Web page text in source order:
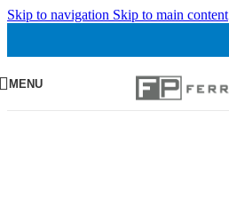
Skip to navigation Skip to main content
MENU